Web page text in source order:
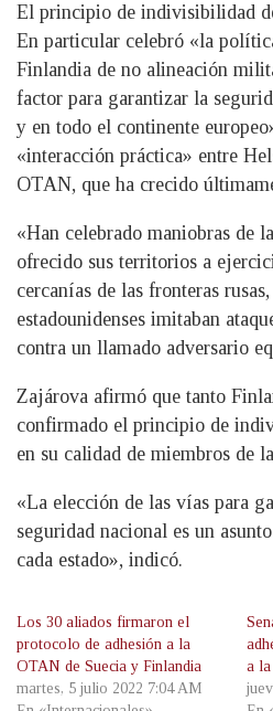
El principio de indivisibilidad
En particular celebró «la
Finlandia de no alineación
factor para garantizar la
y en todo el continente
«interacción práctica» entre
OTAN, que ha crecido
«Han celebrado maniobras de
ofrecido sus territorios a
cercanías de las fronteras
estadounidenses imitaban
contra un llamado adversario
Zajárova afirmó que tanto
confirmado el principio de
en su calidad de miembros de
«La elección de las vías para
seguridad nacional es un
cada estado», indicó.
Los 30 aliados firmaron el
protocolo de adhesión a la
OTAN de Suecia y Finlandia
martes, 5 julio 2022 7:04 AM
a